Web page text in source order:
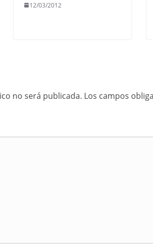
12/03/2012
no será publicada. Los campos